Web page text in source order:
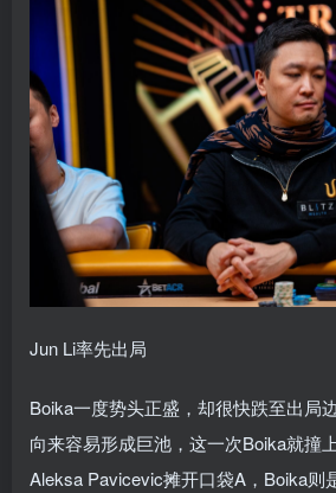
Jun Li率先出局
Boika一度势头正盛，却很快跌至出局
向来容易形成巨池，这一次Boika就撞
Aleksa Pavicevic摊开口袋A，Boika则